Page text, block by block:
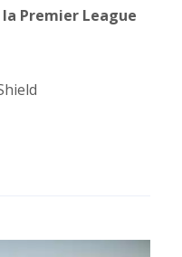
Premier League